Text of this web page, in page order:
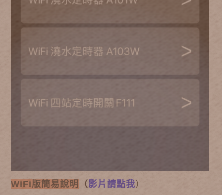
WiFi版簡易說明 （影片請點我）